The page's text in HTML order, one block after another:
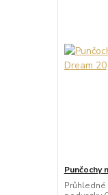
Punčochy